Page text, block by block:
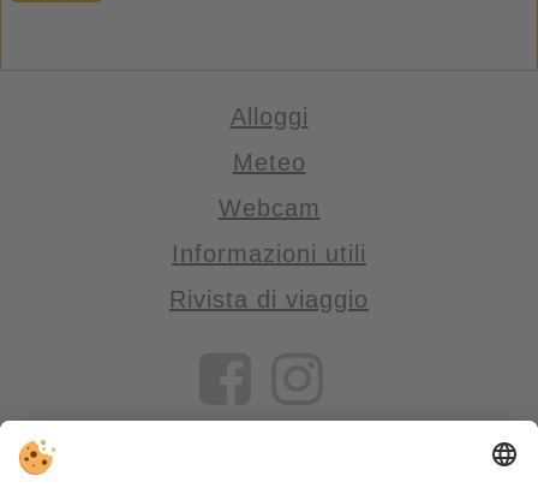
Alloggi
Meteo
Webcam
Informazioni utili
Rivista di viaggio